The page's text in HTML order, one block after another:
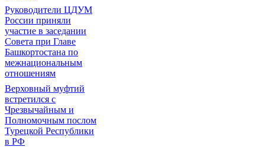
Руководители ЦДУМ
России приняли
участие в заседании
Совета при Главе
Башкортостана по
межнациональным
отношениям
Верховный муфтий
встретился с
Чрезвычайным и
Полномочным послом
Турецкой Республики
в РФ